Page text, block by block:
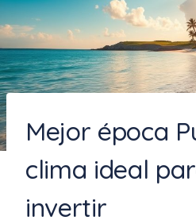
Mejor época
clima ideal
invertir